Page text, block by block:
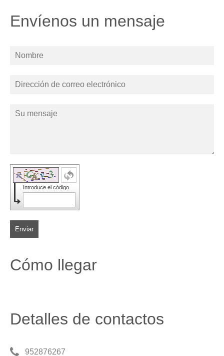
Envíenos un mensaje
Introduce el código.
Enviar
Cómo llegar
Detalles de contactos
952876267